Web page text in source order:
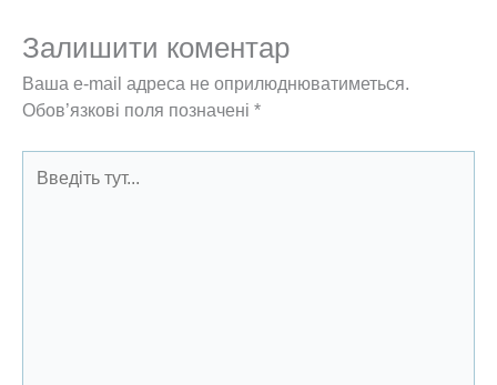
Залишити коментар
Ваша e-mail адреса не оприлюднюватиметься.
Обов’язкові поля позначені *
тут...